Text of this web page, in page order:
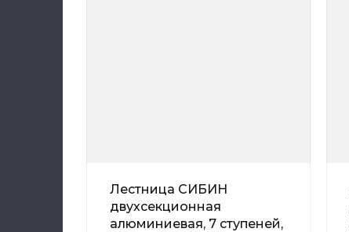
Лестница СИБИН
двухсекционная
алюминиевая, 7 ступеней,